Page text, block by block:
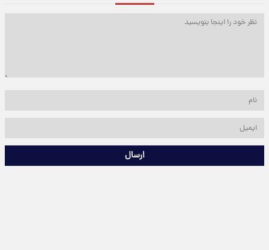
ارسال